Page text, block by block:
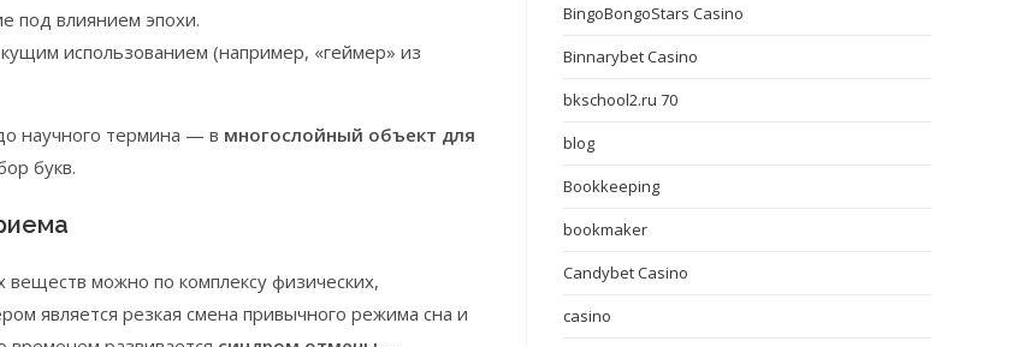
под влиянием эпохи.
использованием (например, «геймер» из
научного термина — в многослойный объект для
букв.
веществ можно по комплексу физических,
является резкая смена привычного режима сна и
BingoBongoStars Casino
Binnarybet Casino
bkschool2.ru 70
blog
Bookkeeping
bookmaker
Candybet Casino
casino